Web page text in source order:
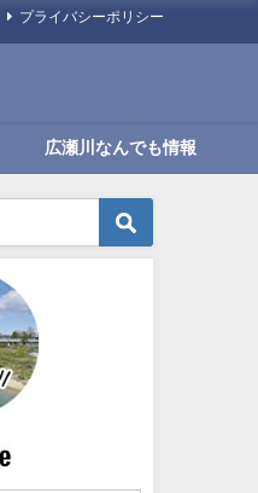
プライバシーポリシー
広瀬川なんでも情報